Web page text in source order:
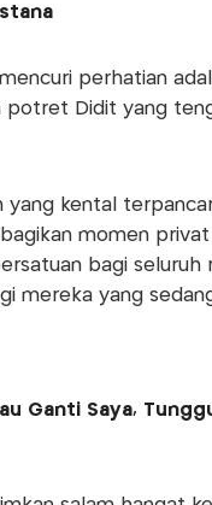
perhatian
potret Didit yang
yang kental
momen
bagi
mereka yang
Ganti Saya,